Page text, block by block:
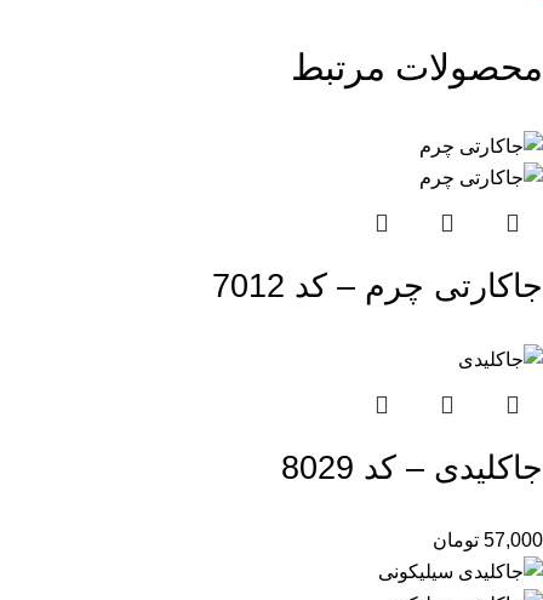
محصولات مرتبط
جاکارتی چرم – کد 7012
جاکلیدی – کد 8029
57,000 تومان